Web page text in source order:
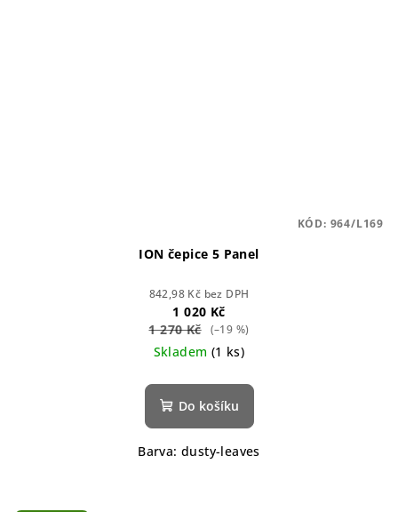
ION čepice 5 Panel
842,98 Kč bez DPH
1 020 Kč
1 270 Kč
(–19 %)
Skladem (1 ks)
Do košíku
Barva: dusty-leaves
KÓD: 964/L169